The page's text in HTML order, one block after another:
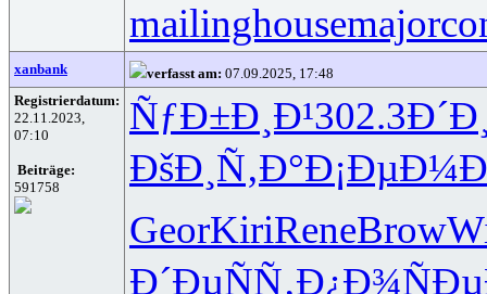
mailinghouse
xanbank verfasst am: 07.09.2025, 17:48
Registrierdatum:
22.11.2023,
07:10
Beiträge:
591758
ÑƒÐ±Ð¸Ð¹302.3
ÐšÐ¸Ñ‚Ð°
GeorKiriReneBrow
Ð´ÐµÑÑ‚Ð¿Ð¾ÑÐµ